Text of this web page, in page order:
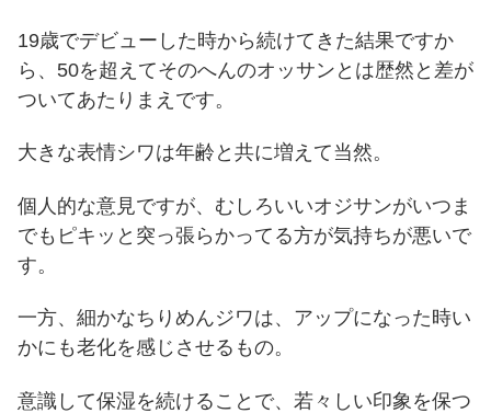
19歳でデビューした時から続けてきた結果ですか
ら、50を超えてそのへんのオッサンとは歴然と差が
ついてあたりまえです。
大きな表情シワは年齢と共に増えて当然。
個人的な意見ですが、むしろいいオジサンがいつま
でもピキッと突っ張らかってる方が気持ちが悪いで
す。
一方、細かなちりめんジワは、アップになった時い
かにも老化を感じさせるもの。
意識して保湿を続けることで、若々しい印象を保つ